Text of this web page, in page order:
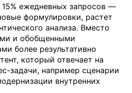
ежедневных запросов —
формулировки, растет
анализа. Вместо
и обобщенными
более результативно
который отвечает на
задачи, например сценарии
внутренних